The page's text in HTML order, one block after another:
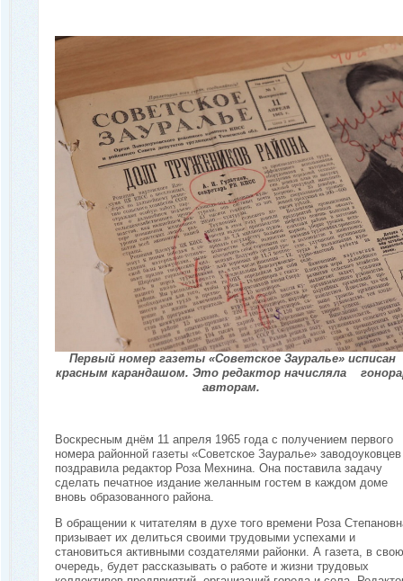
Первый номер газеты «Советское Зауралье» исписан
красным карандашом. Это редактор начисляла
авторам.
Воскресным днём 11 апреля 1965 года с получением первого
номера районной газеты «Советское Зауралье» заводоуковцев
поздравила редактор Роза Мехнина. Она поставила задачу
сделать печатное издание желанным гостем в каждом доме
вновь образованного района.
В обращении к читателям в духе того времени Роза
призывает их делиться своими трудовыми успехами и
становиться активными создателями районки. А газета, в свою
очередь, будет рассказывать о работе и жизни трудовых